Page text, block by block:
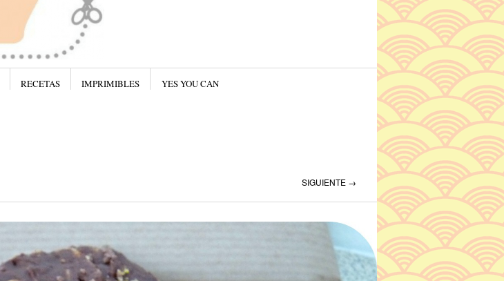
RECETAS IMPRIMIBLES YES YOU CAN
SIGUIENTE →